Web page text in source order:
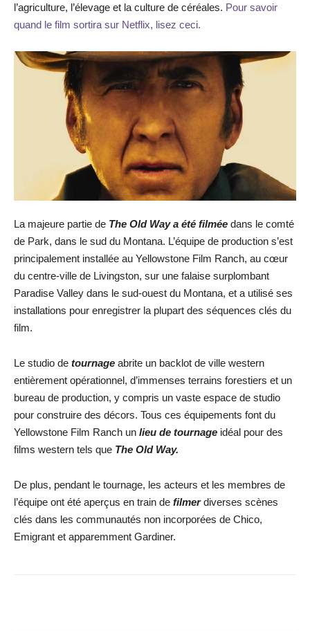
l’agriculture, l’élevage et la culture de céréales. Pour savoir
quand le film sortira sur Netflix, lisez ceci.
La majeure partie de The Old Way a été filmée dans le comté
de Park, dans le sud du Montana. L’équipe de production s’est
principalement installée au Yellowstone Film Ranch, au cœur
du centre-ville de Livingston, sur une falaise surplombant
Paradise Valley dans le sud-ouest du Montana, et a utilisé ses
installations pour enregistrer la plupart des séquences clés du
film.
Le studio de tournage abrite un backlot de ville western
entièrement opérationnel, d’immenses terrains forestiers et un
bureau de production, y compris un vaste espace de studio
pour construire des décors. Tous ces équipements font du
Yellowstone Film Ranch un lieu de tournage idéal pour des
films western tels que The Old Way.
De plus, pendant le tournage, les acteurs et les membres de
l’équipe ont été aperçus en train de filmerdiverses scènes
clés dans les communautés non incorporées de Chico,
Emigrant et apparemment Gardiner.